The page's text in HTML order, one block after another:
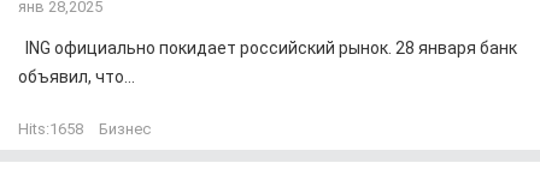
янв 28,2025
ING официально покидает российский рынок. 28 января банк
объявил, что...
Hits:1658 Бизнес